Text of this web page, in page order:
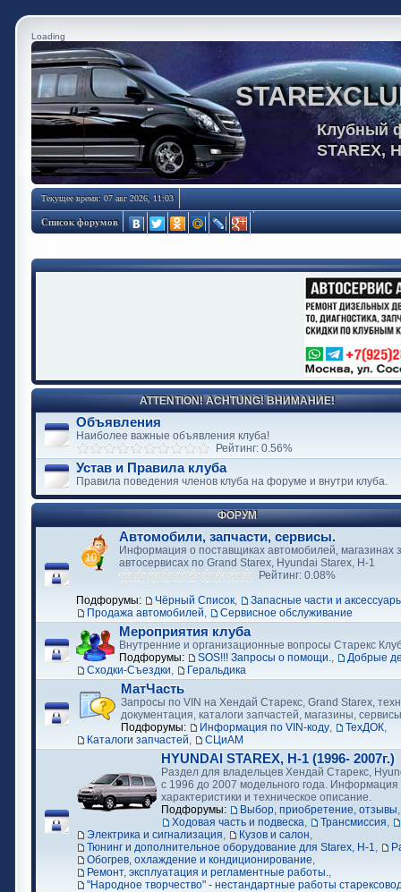
Loading
Клубный
STAREX,
Текущее время: 07 авг 2026, 11:03
Список форумов
ATTENTION! ACHTUNG! ВНИМАНИЕ!
Объявления
Наиболее важные объявления клуба!
Рейтинг: 0.56%
Устав и Правила клуба
Правила поведения членов клуба на форуме и внутри клуба.
ФОРУМ
Автомобили, запчасти, сервисы.
Информация о поставщиках автомобилей, магазинах
автосервисах по Grand Starex, Hyundai Starex, H-1
Рейтинг: 0.08%
Подфорумы:
Чёрный Список,
Запасные части и
Продажа автомобилей, Сервисное обслуживание
Мероприятия клуба
Внутренние и организационные вопросы Старекс
Подфорумы:
SOS!!! Запросы о помощи.,
Добрые
Сходки-Съездки, Геральдика
МатЧасть
Запросы по VIN на Хендай Старекс, Grand Starex,
документация, каталоги запчастей, магазины, сервисы
Подфорумы:
Информация по VIN-коду, ТехДОК,
Каталоги запчастей, СЦиАМ
HYUNDAI STAREX, H-1 (1996- 2007г.)
Раздел для владельцев Хендай Старекс,
с 1996 до 2007 модельного года. Информация
характеристики и техническое описание.
Подфорумы:
Выбор, приобретение, отзывы
Ходовая часть и подвеска, Трансмиссия,
Электрика и сигнализация, Кузов и салон,
Тюнинг и дополнительное оборудование для Starex, H-1,
Обогрев, охлаждение и кондиционирование,
Ремонт, эксплуатация и регламентные работы.,
"Народное творчество" - нестандартные работы